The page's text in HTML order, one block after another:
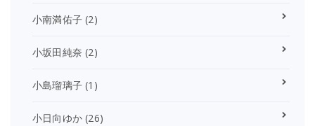
小南満佑子 (2)
小坂田純奈 (2)
小島瑠璃子 (1)
小日向ゆか (26)